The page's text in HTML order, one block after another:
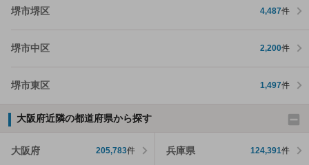
堺市堺区 4,487件
堺市中区 2,200件
堺市東区 1,497件
大阪府近隣の都道府県から探す
大阪府 205,783件 兵庫県 124,391件